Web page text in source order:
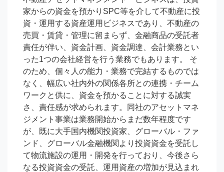
家からの資金を預かりSPC等を介して不動産に投
資・運用する資産運用ビジネスであり、不動産の
売買・賃貸・管理に留まらず、金融商品の受託者
責任が伴い、資金計画、資金調達、会計業務とい
った1つの会社経営を行う業務でもあります。 そ
のため、個々人の能力・業務で完結するものでは
なく、幅広い社内外の関係各所との連携・チーム
ワークと供に、資金を預かることに対する誠実
さ、責任感が求められます。同社のアセットマネ
ジメント事業は業務開始からまだ数年程度です
が、既に大手国内機関投資家、グローバル・ファ
ンド、グローバル金融機関より投資資金を受託し
て物流施設の運用・開発を行っており、今後さら
なる投資資金の受託、運用資産の増加が見込まれ